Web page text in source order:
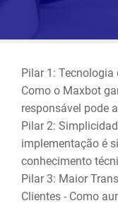
Pilar 1: Tecnologia
Como o Maxbot
responsável pode
Pilar 2:
implementação é
conhecimento
Pilar 3: Maior
Clientes - Como